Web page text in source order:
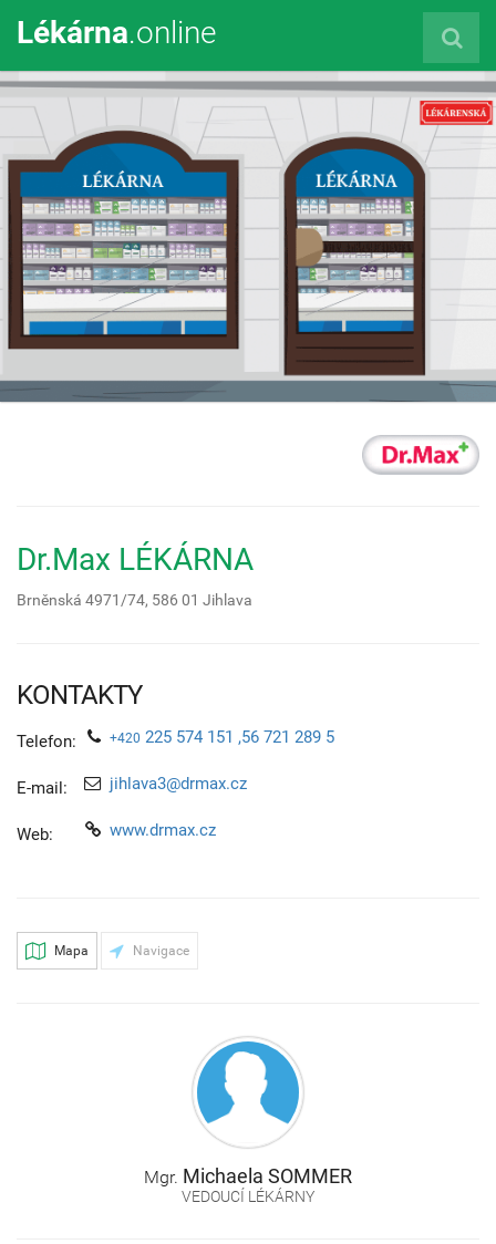
Lékárna.online
Dr.Max LÉKÁRNA
Brněnská 4971/74, 586 01 Jihlava
KONTAKTY
Telefon: +420 225 574 151 ,56 721 289 5
E-mail: jihlava3@drmax.cz
Web: www.drmax.cz
Mapa Navigace
Mgr. Michaela SOMMER
VEDOUCÍ LÉKÁRNY